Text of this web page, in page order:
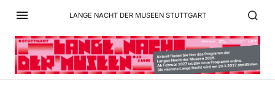
LANGE NACHT DER MUSEEN STUTTGART